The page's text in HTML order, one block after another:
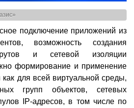
подключение приложений из
возможность создания
и сетевой изоляции
формирование и применение
как для всей виртуальной среды,
групп объектов, сетевых
IP-адресов, в том числе по